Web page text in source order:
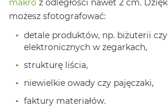
A
M
M
a
B
o
k
makro z odległości nawet 2 cm.
możesz sfotografować:
detale produktów, np. biżuterii
elektronicznych w zegarkach,
strukturę liścia,
niewielkie owady czy pajęczaki,
faktury materiałów.